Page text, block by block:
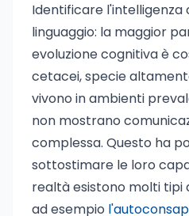
Identificare l'intelligenza
linguaggio: la maggior
evoluzione cognitiva è
cetacei, specie
vivono in ambienti
non mostrano
complessa. Questo ha
sottostimare le loro
realtà esistono molti tipi
ad esempio